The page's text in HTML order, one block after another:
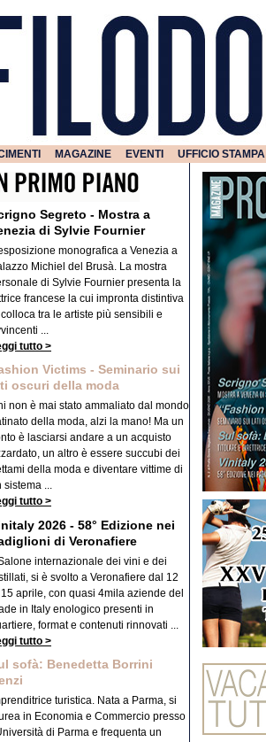
MAGAZINE EVENTI UFFICIO STAMPA
Segreto - Mostra a
di Sylvie Fournier
monografica a Venezia a
Michiel del Brusà. La mostra
di Sylvie Fournier presenta la
francese la cui impronta distintiva
colloca tra le artiste più sensibili e
...
tutto >
Victims - Seminario sui
oscuri della moda
non è mai stato ammaliato dal mondo
della moda, alzi la mano! Ma un
è lasciarsi andare a un acquisto
un altro è essere succubi dei
della moda e diventare vittime di
sistema ...
tutto >
2026 - 58° Edizione nei
di Veronafiere
internazionale dei vini e dei
si è svolto a Veronafiere dal 12
aprile, con quasi 4mila aziende del
in Italy enologico presenti in
format e contenuti rinnovati ...
tutto >
sofà: Benedetta Borrini
turistica. Nata a Parma, si
in Economia e Commercio presso
di Parma e frequenta un